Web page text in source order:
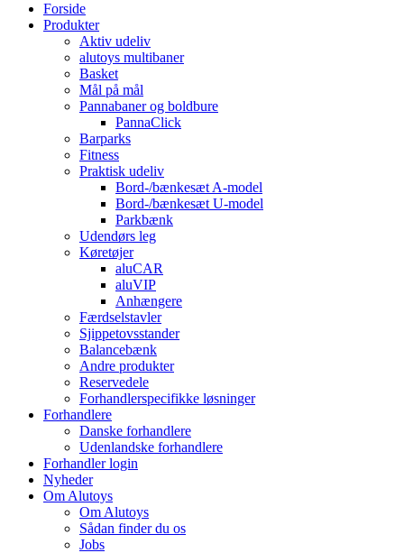
Forside
Produkter
Aktiv udeliv
alutoys multibaner
Basket
Mål på mål
Pannabaner og boldbure
PannaClick
Barparks
Fitness
Praktisk udeliv
Bord-/bænkesæt A-model
Bord-/bænkesæt U-model
Parkbænk
Udendørs leg
Køretøjer
aluCAR
aluVIP
Anhængere
Færdselstavler
Sjippetovsstander
Balancebænk
Andre produkter
Reservedele
Forhandlerspecifikke løsninger
Forhandlere
Danske forhandlere
Udenlandske forhandlere
Forhandler login
Nyheder
Om Alutoys
Om Alutoys
Sådan finder du os
Jobs